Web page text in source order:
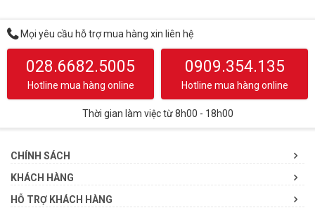
Mọi yêu cầu hỗ trợ mua hàng xin liên hệ
028.6682.5005
Hotline mua hàng online
0909.354.135
Hotline mua hàng online
Thời gian làm việc từ 8h00 - 18h00
CHÍNH SÁCH
KHÁCH HÀNG
HỖ TRỢ KHÁCH HÀNG